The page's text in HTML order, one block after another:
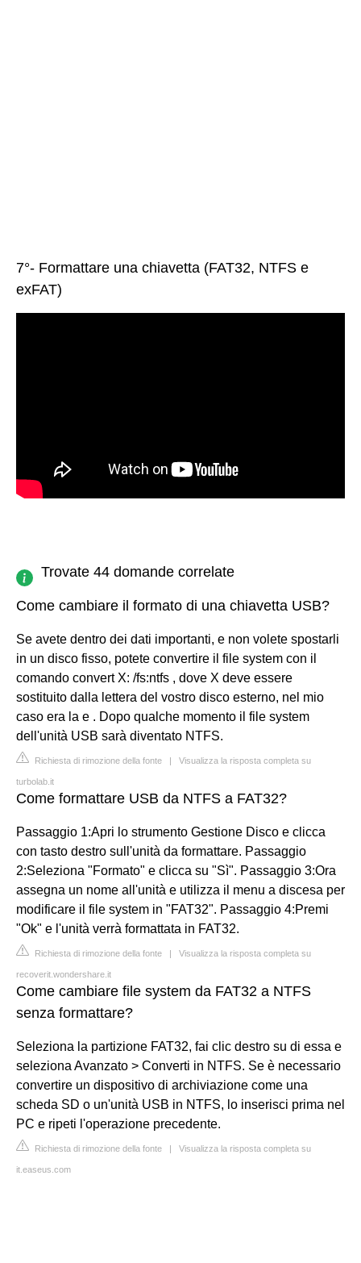
7°- Formattare una chiavetta (FAT32, NTFS e
exFAT)
Trovate 44 domande correlate
Come cambiare il formato di una chiavetta USB?
Se avete dentro dei dati importanti, e non volete spostarli
in un disco fisso, potete convertire il file system con il
comando convert X: /fs:ntfs , dove X deve essere
sostituito dalla lettera del vostro disco esterno, nel mio
caso era la e . Dopo qualche momento il file system
dell'unità USB sarà diventato NTFS.
Richiesta di rimozione della fonte | Visualizza la risposta completa su
turbolab.it
Come formattare USB da NTFS a FAT32?
Passaggio 1:Apri lo strumento Gestione Disco e clicca
con tasto destro sull'unità da formattare. Passaggio
2:Seleziona "Formato" e clicca su "Sì". Passaggio 3:Ora
assegna un nome all'unità e utilizza il menu a discesa per
modificare il file system in "FAT32". Passaggio 4:Premi
"Ok" e l'unità verrà formattata in FAT32.
Richiesta di rimozione della fonte | Visualizza la risposta completa su
recoverit.wondershare.it
Come cambiare file system da FAT32 a NTFS
senza formattare?
Seleziona la partizione FAT32, fai clic destro su di essa e
seleziona Avanzato > Converti in NTFS. Se è necessario
convertire un dispositivo di archiviazione come una
scheda SD o un'unità USB in NTFS, lo inserisci prima nel
PC e ripeti l'operazione precedente.
Richiesta di rimozione della fonte | Visualizza la risposta completa su
it.easeus.com